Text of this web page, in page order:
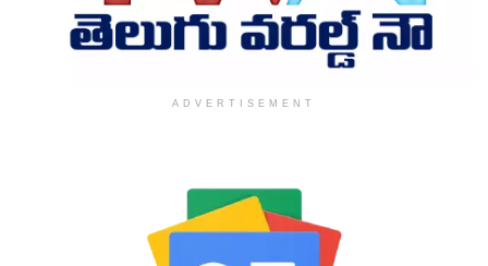
ADVERTISEMENT